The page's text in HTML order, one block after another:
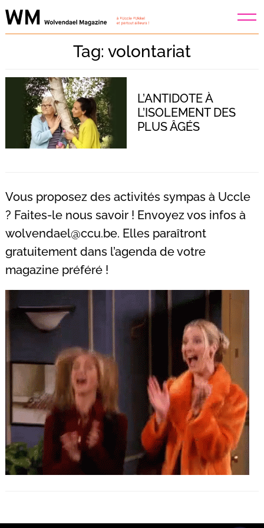
Skip
to
Tag: volontariat
L’ANTIDOTE À
L’ISOLEMENT DES
PLUS ÂGÉS
Vous proposez des activités sympas à Uccle
? Faites-le nous savoir ! Envoyez vos infos à
wolvendael@ccu.be. Elles paraîtront
gratuitement dans l’agenda de votre
magazine préféré !
Recherche
pour
: